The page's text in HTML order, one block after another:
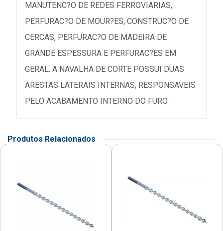
MANUTENC?O DE REDES FERROVIARIAS,
PERFURAC?O DE MOUR?ES, CONSTRUC?O DE
CERCAS, PERFURAC?O DE MADEIRA DE
GRANDE ESPESSURA E PERFURAC?ES EM
GERAL. A NAVALHA DE CORTE POSSUI DUAS
ARESTAS LATERAIS INTERNAS, RESPONSAVEIS
PELO ACABAMENTO INTERNO DO FURO.
Produtos Relacionados